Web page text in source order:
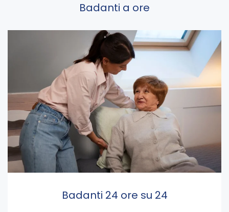
Badanti a ore
Badanti 24 ore su 24